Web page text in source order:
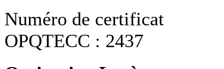
Numéro de certificat
OPQTECC : 2437